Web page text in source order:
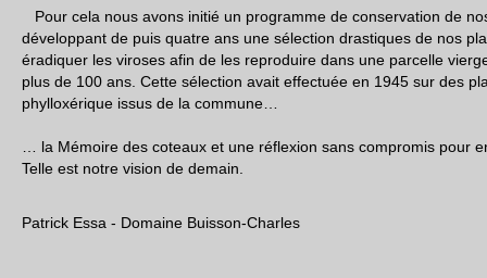
Pour cela nous avons initié un programme de conservation de
développant de puis quatre ans une sélection drastiques de nos
éradiquer les viroses afin de les reproduire dans une parcelle
plus de 100 ans. Cette sélection avait effectuée en 1945 sur des
phylloxérique issus de la commune…
… la Mémoire des coteaux et une réflexion sans compromis pour
Telle est notre vision de demain.
Patrick Essa - Domaine Buisson-Charles